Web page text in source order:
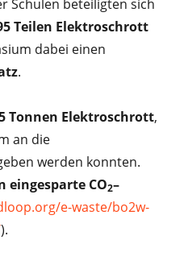
Schulen beteiligten sich
Teilen Elektroschrott
dabei einen
.
Tonnen Elektroschrott,
an die
werden konnten.
eingesparte CO2–
e-waste/bo2w-
).